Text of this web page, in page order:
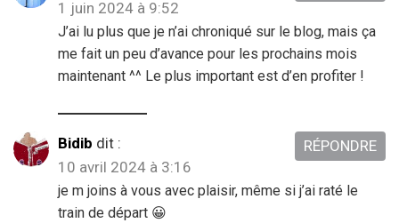
1 juin 2024 à 9:52
J’ai lu plus que je n’ai chroniqué sur le blog, mais ça
me fait un peu d’avance pour les prochains mois
maintenant ^^ Le plus important est d’en profiter !
Bidib dit :
10 avril 2024 à 3:16
je m joins à vous avec plaisir, même si j’ai raté le
train de départ 😀
RÉPONDRE